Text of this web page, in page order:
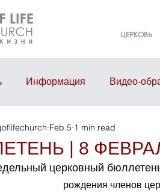
ЦЕРКОВЬ
Информация Видео-
отчёт События
| 8
Feb 5 1 min read
церковный
рождения членов